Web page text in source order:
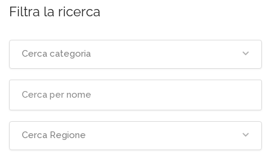
Filtra la ricerca
Cerca categoria
Cerca Regione